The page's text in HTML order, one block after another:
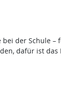
der Schule
dafür ist